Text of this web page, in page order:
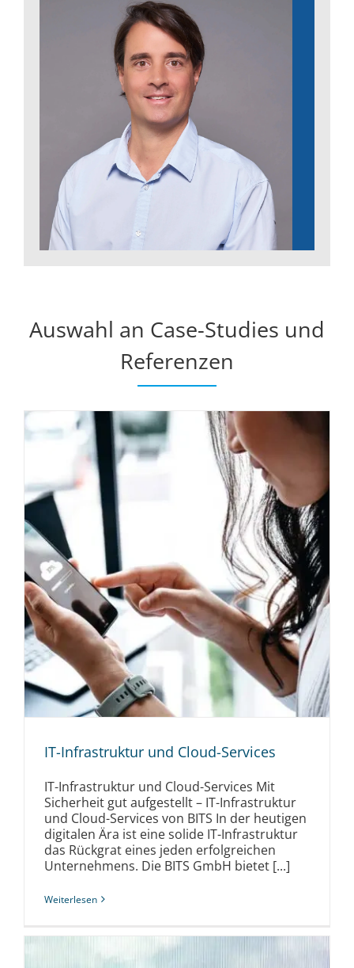
Auswahl an Case-Studies und
Referenzen
IT-Infrastruktur und Cloud-Services
IT-Infrastruktur und Cloud-Services Mit
Sicherheit gut aufgestellt – IT-Infrastruktur
und Cloud-Services von BITS In der heutigen
digitalen Ära ist eine solide IT-Infrastruktur
das Rückgrat eines jeden erfolgreichen
Unternehmens. Die BITS GmbH bietet [...]
Weiterlesen